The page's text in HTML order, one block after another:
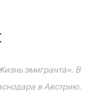
эмигранта». В
в Австрию.